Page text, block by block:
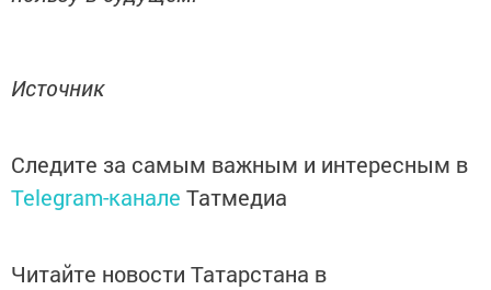
Источник
Следите за самым важным и интересным в
Telegram-канале Татмедиа
Читайте новости Татарстана в